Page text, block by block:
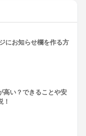
にお知らせ欄を作る方
高い？できることや安